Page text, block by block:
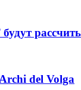
del Volga